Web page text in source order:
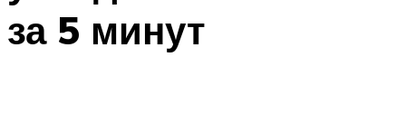
за 5 минут